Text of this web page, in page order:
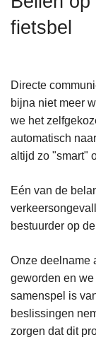
fietsbel
Directe
bijna niet meer
we het
automatisch
altijd zo "smart"
Eén van de
bestuurder op
Onze deelname
geworden en
samenspel is
beslissingen
zorgen dat dit